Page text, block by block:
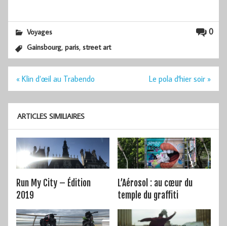
0
Voyages
Gainsbourg,paris,street art
Navigation
l’article
« Klin d’œil au Trabendo Le pola d'hier soir »
ARTICLES SIMILIAIRES
Run My City – Édition
2019
L’Aérosol : au cœur du
temple du graffiti